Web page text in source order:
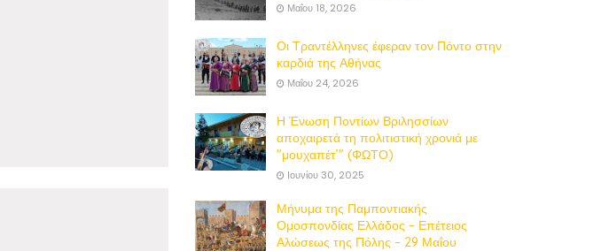
Μαΐου 18, 2026
Οι Τραντέλληνες έφεραν τον Πόντο στην
καρδιά της Αθήνας
Μαΐου 24, 2026
Η Ένωση Ποντίων Βριλησσίων
αποχαιρετά τη πολιτιστική χρονιά με
"μουχαπέτ’" (ΦΩΤΟ)
Ιουνίου 30, 2025
Μήνυμα της Παμποντιακής
Ομοσπονδίας Ελλάδος – Επέτειος
Αλώσεως της Πόλης – 29 Μαΐου